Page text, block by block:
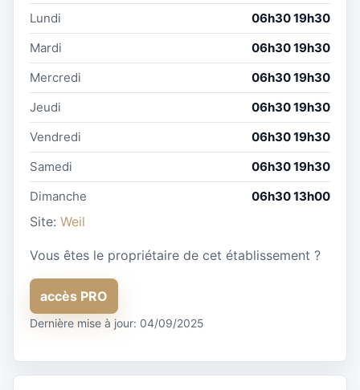
Lundi
06h30 19h30
Mardi
06h30 19h30
Mercredi
06h30 19h30
Jeudi
06h30 19h30
Vendredi
06h30 19h30
Samedi
06h30 19h30
Dimanche
06h30 13h00
Site: Weil
Vous êtes le propriétaire de cet établissement ?
accès PRO
Dernière mise à jour: 04/09/2025